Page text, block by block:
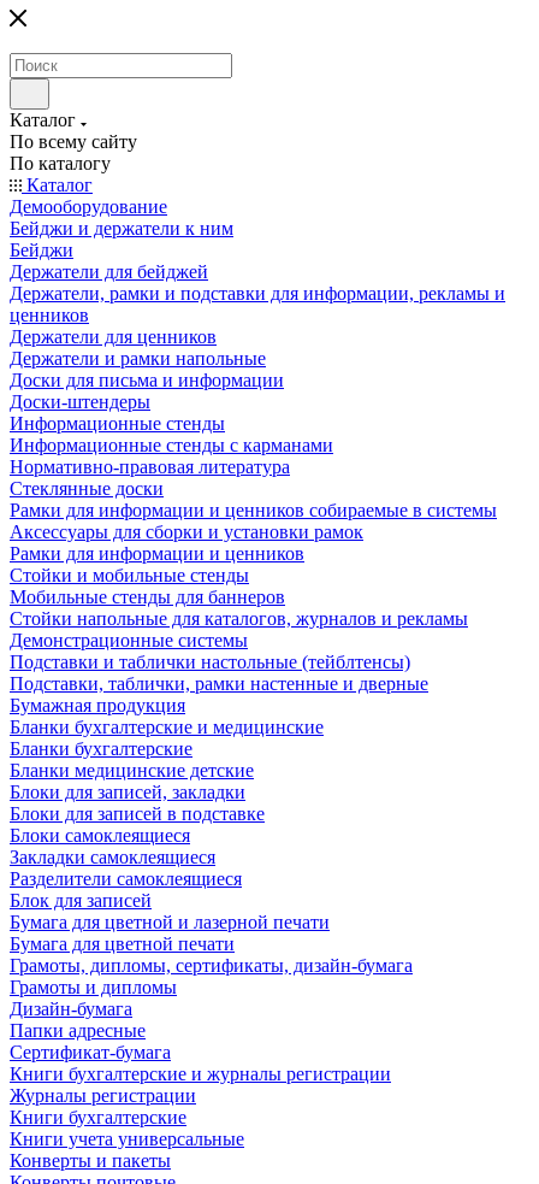
Каталог
По всему сайту
По каталогу
Каталог
Демооборудование
Бейджи и держатели к ним
Бейджи
Держатели для бейджей
Держатели, рамки и подставки для информации, рекламы и
ценников
Держатели для ценников
Держатели и рамки напольные
Доски для письма и информации
Доски-штендеры
Информационные стенды
Информационные стенды с карманами
Нормативно-правовая литература
Стеклянные доски
Рамки для информации и ценников собираемые в системы
Аксессуары для сборки и установки рамок
Рамки для информации и ценников
Стойки и мобильные стенды
Мобильные стенды для баннеров
Стойки напольные для каталогов, журналов и рекламы
Демонстрационные системы
Подставки и таблички настольные (тейблтенсы)
Подставки, таблички, рамки настенные и дверные
Бумажная продукция
Бланки бухгалтерские и медицинские
Бланки бухгалтерские
Бланки медицинские детские
Блоки для записей, закладки
Блоки для записей в подставке
Блоки самоклеящиеся
Закладки самоклеящиеся
Разделители самоклеящиеся
Блок для записей
Бумага для цветной и лазерной печати
Бумага для цветной печати
Грамоты, дипломы, сертификаты, дизайн-бумага
Грамоты и дипломы
Дизайн-бумага
Папки адресные
Сертификат-бумага
Книги бухгалтерские и журналы регистрации
Журналы регистрации
Книги бухгалтерские
Книги учета универсальные
Конверты и пакеты